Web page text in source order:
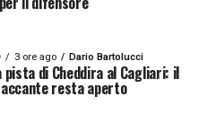
TOP NEWS
3 ore ago Dario Bartolucci
di Cheddira al Cagliari: il
resta aperto